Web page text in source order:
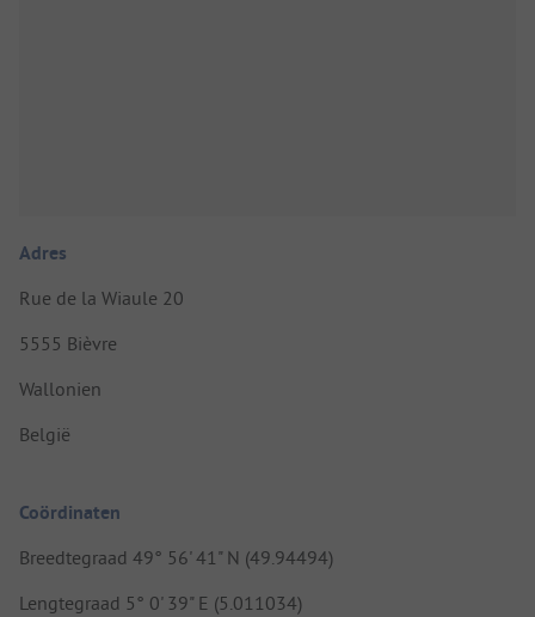
Adres
Rue de la Wiaule 20
5555 Bièvre
Wallonien
België
Coördinaten
Breedtegraad 49° 56' 41" N (49.94494)
Lengtegraad 5° 0' 39" E (5.011034)